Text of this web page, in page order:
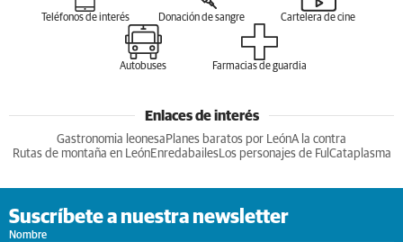
Teléfonos de interés Donación de sangre Cartelera de cine
Autobuses Farmacias de guardia
Enlaces de interés
Gastronomia leonesa Planes baratos por LeónA la contra
Rutas de montaña en LeónEnredabailesLos personajes de Ful Cataplasma
Suscríbete a nuestra newsletter
Nombre